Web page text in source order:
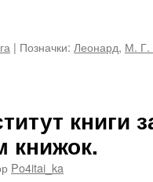
| Позначки: Леонард, М. Г.
книги
книжок.
Po4itai_ka